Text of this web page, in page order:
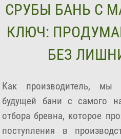
СРУБЫ БАНЬ С
КЛЮЧ:
БЕЗ
Как производитель, мы
будущей бани с самого
отбора бревна, которое
поступления в